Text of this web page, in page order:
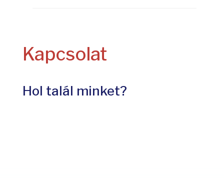
Kapcsolat
Hol talál minket?